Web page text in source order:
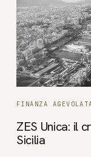
FINANZA
ZES Unica: il
Sicilia